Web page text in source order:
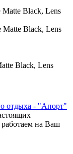
Black, Lens
Black, Lens
на Ваш